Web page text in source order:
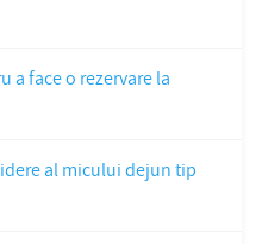
a face o rezervare la
al micului dejun tip